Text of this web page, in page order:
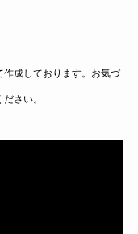
作成しております。お気づ
さい。